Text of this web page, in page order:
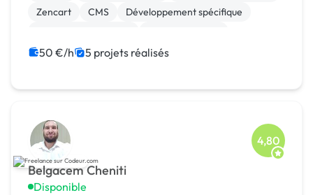
Zencart
CMS
Développement spécifique
Landing page
Migration ou refonte de site
50 €/h 5 projets réalisés
Belgacem Cheniti
Disponible
4,80